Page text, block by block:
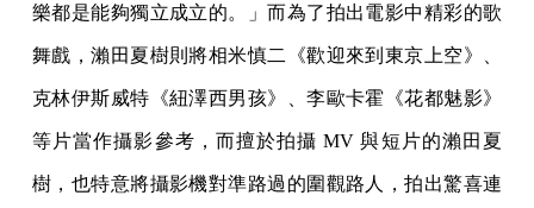
樂都是能夠獨立成立的。」而為了拍出電影中精彩的歌
舞戲，瀨田夏樹則將相米慎二《歡迎來到東京上空》、
克林伊斯威特《紐澤西男孩》、李歐卡霍《花都魅影》
等片當作攝影參考，而擅於拍攝 MV 與短片的瀨田夏
樹，也特意將攝影機對準路過的圍觀路人，拍出驚喜連